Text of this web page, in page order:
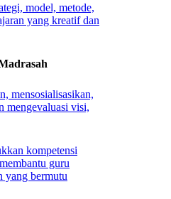
model, metode,
yang kreatif dan
mensosialisasikan,
mengevaluasi visi,
kompetensi
guru
yang bermutu